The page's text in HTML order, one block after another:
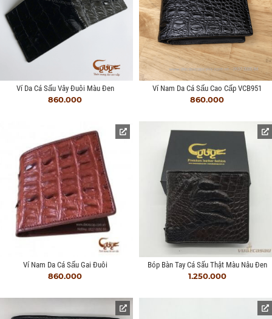
Ví Da Cá Sấu Vây Đuôi Màu Đen
860.000
Ví Nam Da Cá Sấu Cao Cấp VCB951
860.000
Ví Nam Da Cá Sấu Gai Đuôi
860.000
Bóp Bàn Tay Cá Sấu Thật Màu Nâu Đen
1.250.000